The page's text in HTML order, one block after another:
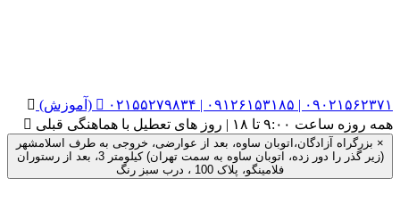
 ۰۲۱۵۵۲۷۹۸۳۴ | ۰۹۱۲۶۱۵۳۱۸۵ | ۰۹۰۲۱۵۶۲۳۷۱ (آموزش)

همه روزه ساعت ۹:۰۰ تا ۱۸ | روز های تعطیل با هماهنگی قبلی

× بزرگراه آزادگان،اتوبان ساوه، بعد از عوارضی، خروجی به طرف اسلامشهر
(زیر گذر را دور زده، اتوبان ساوه به سمت تهران) کیلومتر 3، بعد از رستوران
فلامینگو، پلاک 100 ، درب سبز رنگ